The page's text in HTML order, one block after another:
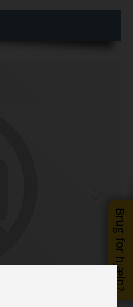
Brug for hjælp?